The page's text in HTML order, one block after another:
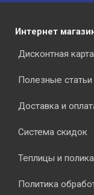
Интернет
Дисконтная карта
Полезные статьи
Доставка и
Система скидок
Теплицы и
Политика